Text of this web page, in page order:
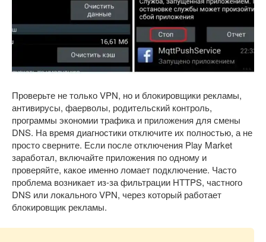
Проверьте не только VPN, но и блокировщики рекламы,
антивирусы, фаерволы, родительский контроль,
программы экономии трафика и приложения для смены
DNS. На время диагностики отключите их полностью, а не
просто сверните. Если после отключения Play Market
заработал, включайте приложения по одному и
проверяйте, какое именно ломает подключение. Часто
проблема возникает из-за фильтрации HTTPS, частного
DNS или локального VPN, через который работает
блокировщик рекламы.